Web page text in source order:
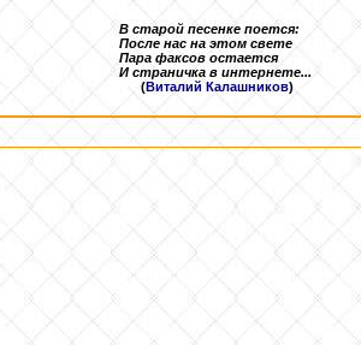
В старой песенке поется:
После нас на этом свете
Пара факсов остается
И страничка в интернете...
(Виталий Калашников)